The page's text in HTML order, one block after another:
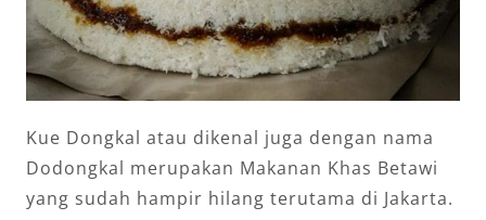
Kue Dongkal atau dikenal juga dengan nama
Dodongkal merupakan Makanan Khas Betawi
yang sudah hampir hilang terutama di Jakarta.